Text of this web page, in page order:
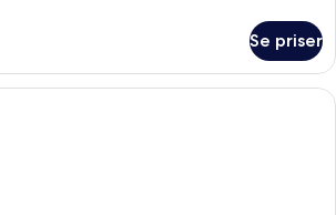
Se priser
Familierom | Sengetøy av topp